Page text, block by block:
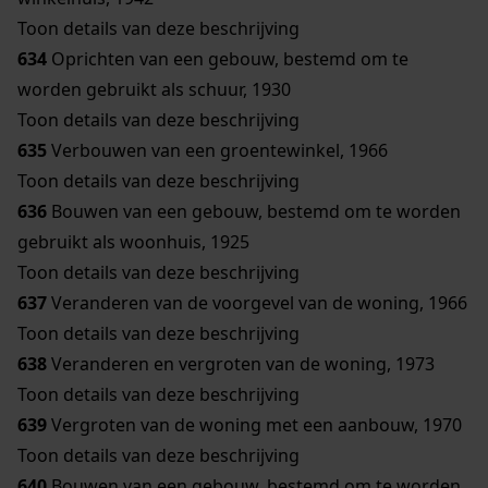
Toon details van deze beschrijving
634 Oprichten van een gebouw, bestemd om te
worden gebruikt als schuur, 1930
Toon details van deze beschrijving
635Verbouwen van een groentewinkel, 1966
Toon details van deze beschrijving
636 Bouwen van een gebouw, bestemd om te worden
gebruikt als woonhuis, 1925
Toon details van deze beschrijving
637Veranderen van de voorgevel van de woning, 1966
Toon details van deze beschrijving
638Veranderen en vergroten van de woning, 1973
Toon details van deze beschrijving
639Vergroten van de woning met een aanbouw, 1970
Toon details van deze beschrijving